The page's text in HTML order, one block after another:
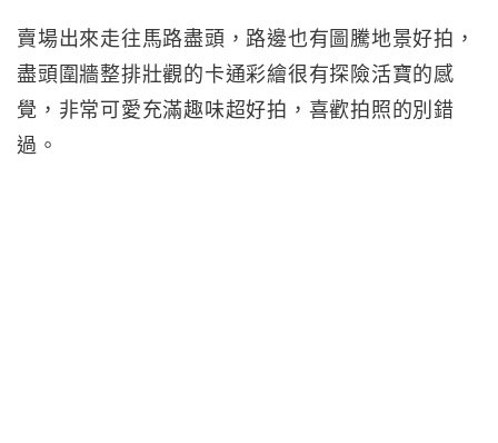
賣場出來走往馬路盡頭，路邊也有圖騰地景好拍，
盡頭圍牆整排壯觀的卡通彩繪很有探險活寶的感
覺，非常可愛充滿趣味超好拍，喜歡拍照的別錯
過。